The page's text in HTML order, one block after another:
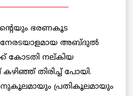
ഭരണകൂട
അബ്ദുല്‍
കോടതി നല്കിയ
തിരിച്ച് പോയി.
പ്രതികൂലമായും